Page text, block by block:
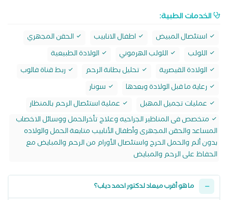
الخدمات الطبية:
استئصال المبيض اطفال الانابيب
الحقن المجهري
اللولب
اللولب الهرموني
الولادة الطبيعية
الولادة القيصرية
تحليل بطانة الرحم
ربط قناة فالوب
رعاية ما قبل الولادة وبعدها
سونار
عمليات تجميل المهبل
عملية استئصال الرحم بالمنظار
متخصص فى المناظير الجراحيه وعلاج تأخرالحمل ووسائل الاخصاب
المساعد والحقن المجهرى وأطفال الأنابيب متابعة الحمل والولاده
بدون ألم والحمل الحرج واستئصال الأورام من الرحم والمبايض مع
الحفاظ على الرحم والمبايض
ما هو أقرب ميعاد لدكتور احمد دياب؟